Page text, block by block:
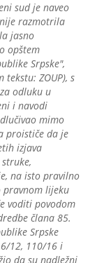
sud je naveo
razmotrila
jasno
opštem
Srpske",
ZOUP), s
odluku u
i navodi
mimo
proističe da je
izjava
na isto pravilno
lijeku
voditi povodom
člana 85.
Srpske
6/12, 110/16 i
da su nadležni